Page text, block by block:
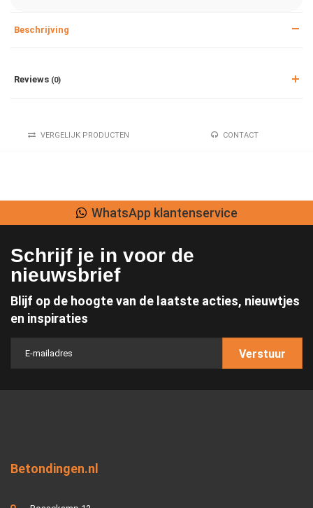
Beschrijving
Reviews (0)
VERGELIJK PRODUCTEN CONTACT
WhatsApp klantenservice
Schrijf je in voor de
nieuwsbrief
Blijf op de hoogte van de laatste acties, nieuwtjes
en inspiraties
Verstuur
Betondingen.nl